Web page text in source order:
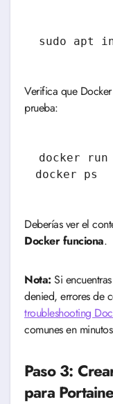
Verifica que
prueba:
docker
Deberías ver el
Docker funciona.
Nota: Si
denied, errores de
troubleshooting
comunes en
Paso 3:
para